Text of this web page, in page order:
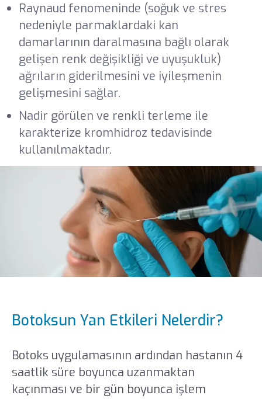
Raynaud fenomeninde (soğuk ve stres
nedeniyle parmaklardaki kan
damarlarının daralmasına bağlı olarak
gelişen renk değişikliği ve uyuşukluk)
ağrıların giderilmesini ve iyileşmenin
gelişmesini sağlar.
Nadir görülen ve renkli terleme ile
karakterize kromhidroz tedavisinde
kullanılmaktadır.
Botoksun Yan Etkileri Nelerdir?
Botoks uygulamasının ardından hastanın 4
saatlik süre boyunca uzanmaktan
kaçınması ve bir gün boyunca işlem